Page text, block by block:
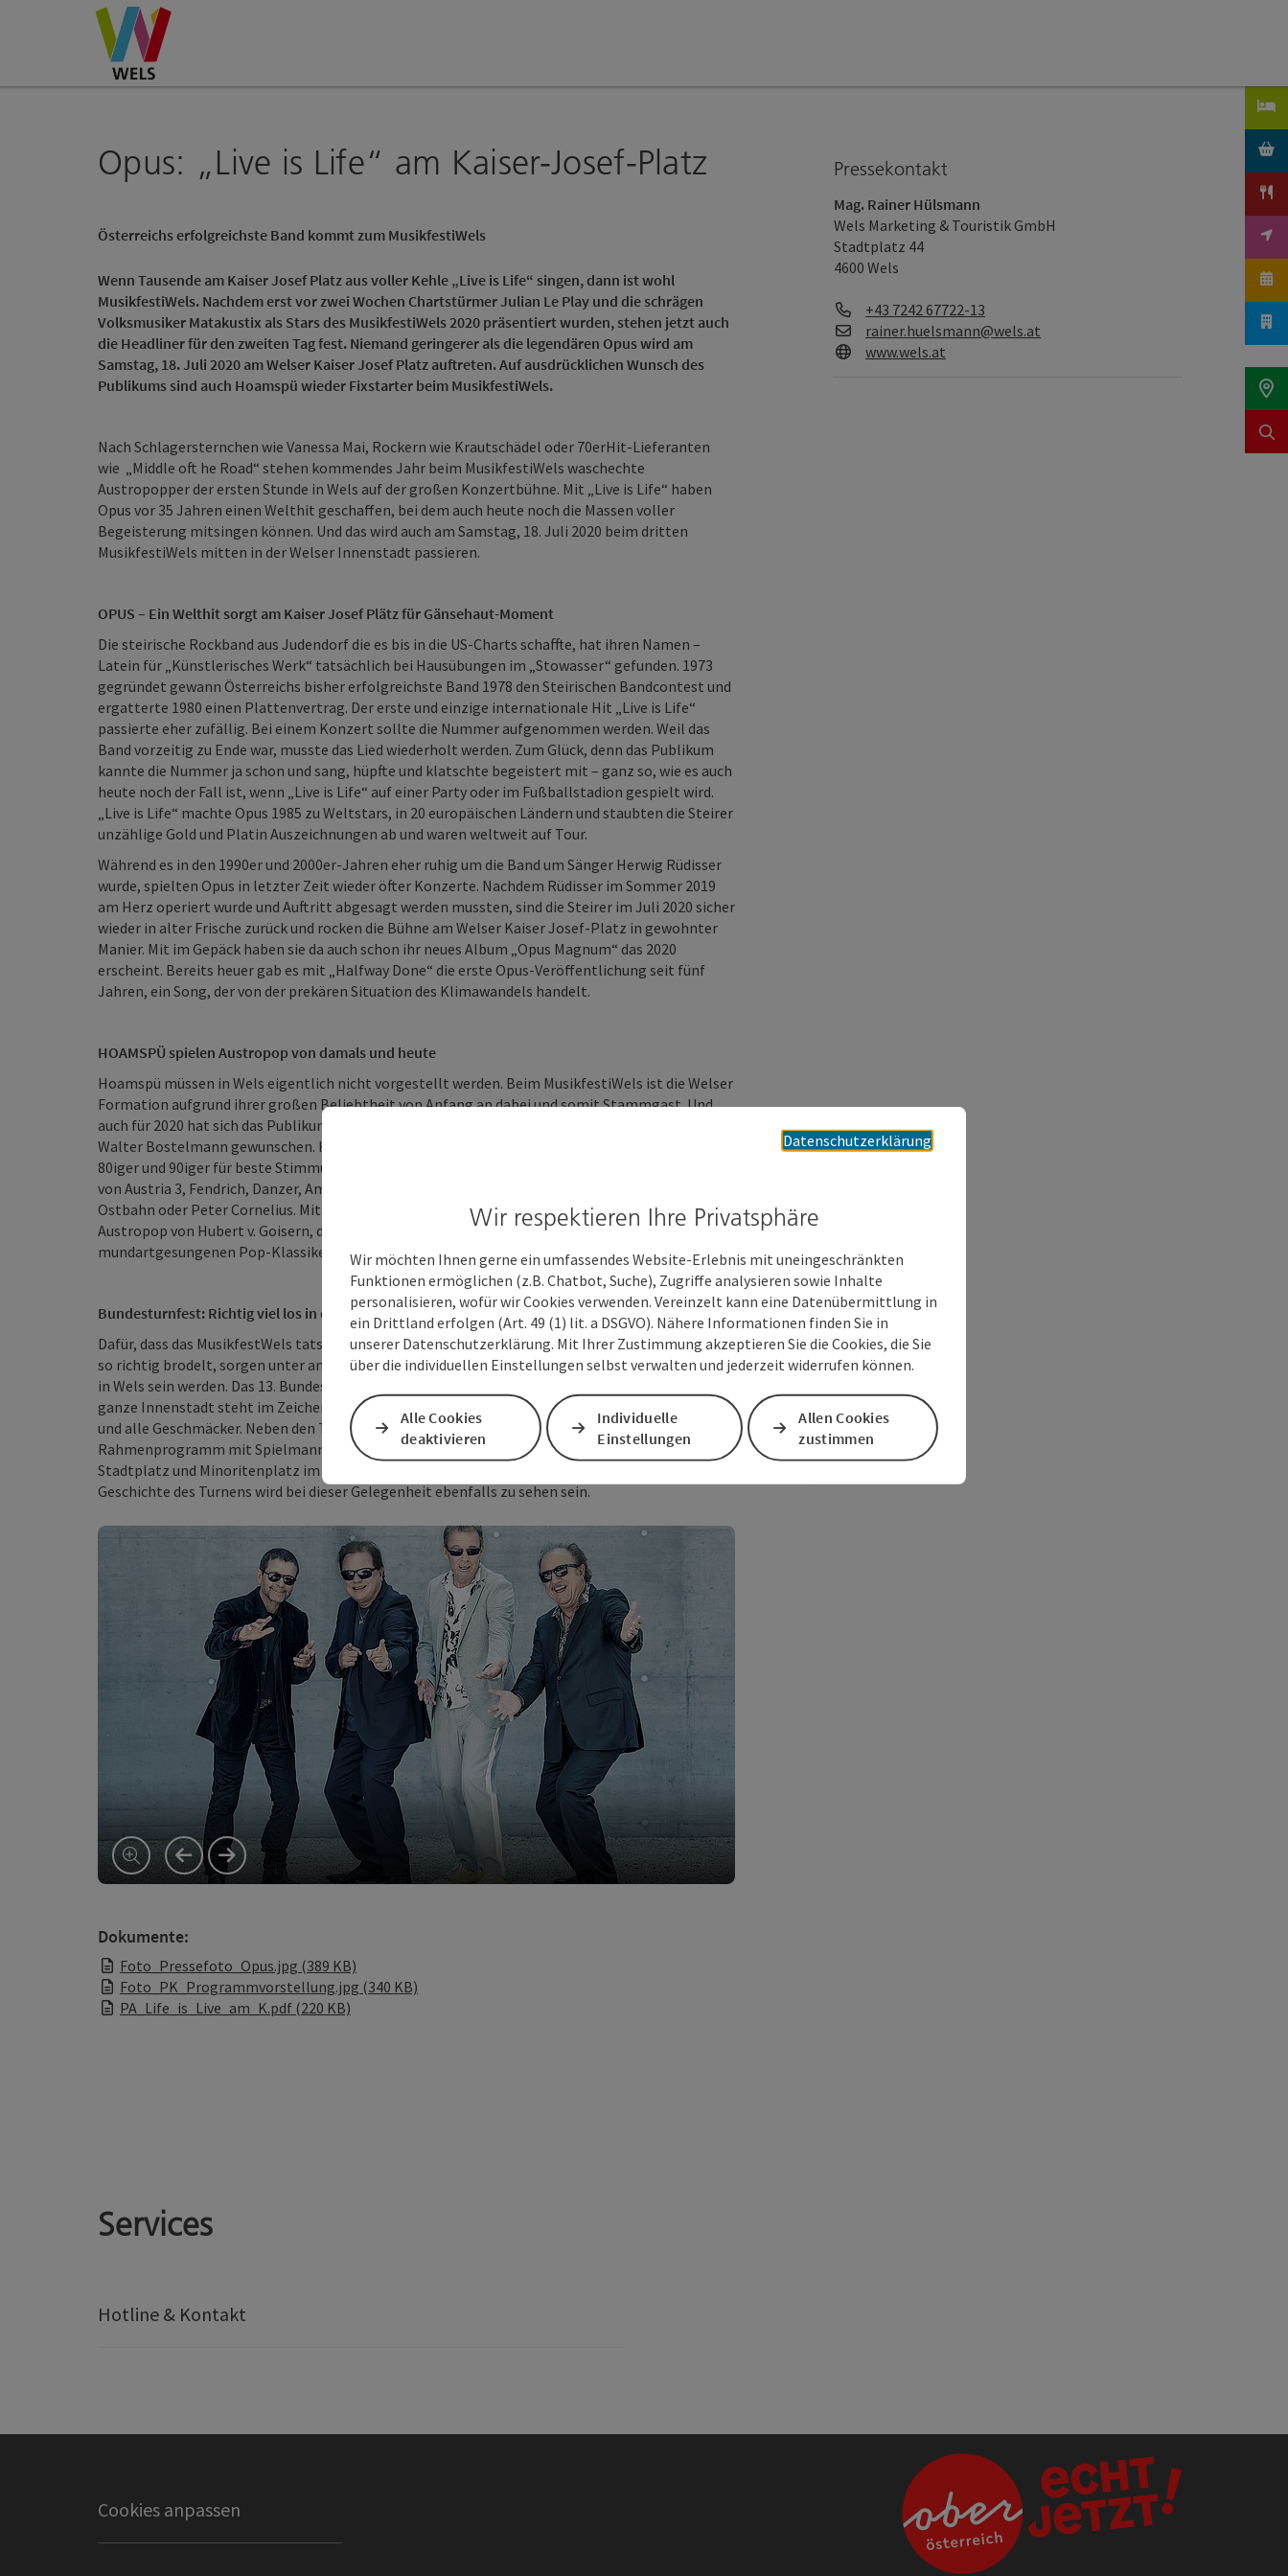
Zum Inhalt Accesskey
[0]
Zur NavigationAccesskey
[1]
Zum Seitenanfang Accesskey
[2]
Opus: „Live is Life“ am Kaiser-Josef-Platz
Österreichs erfolgreichste Band kommt zum MusikfestiWels
Wenn Tausende am Kaiser Josef Platz aus voller Kehle „Live is Life“ singen, dann ist wohl
MusikfestiWels. Nachdem erst vor zwei Wochen Chartstürmer Julian Le Play und die schrägen
Volksmusiker Matakustix als Stars des MusikfestiWels 2020 präsentiert wurden, stehen jetzt auch
die Headliner für den zweiten Tag fest. Niemand geringerer als die legendären Opus wird am
Samstag, 18. Juli 2020 am Welser Kaiser Josef Platz auftreten. Auf ausdrücklichen Wunsch des
Publikums sind auch Hoamspü wieder Fixstarter beim MusikfestiWels.
Nach Schlagersternchen wie Vanessa Mai, Rockern wie Krautschädel oder 70erHit-Lieferanten
wie „Middle oft he Road“ stehen kommendes Jahr beim MusikfestiWels waschechte
Austropopper der ersten Stunde in Wels auf der großen Konzertbühne. Mit „Live is Life“ haben
Opus vor 35 Jahren einen Welthit geschaffen, bei dem auch heute noch die Massen voller
Begeisterung mitsingen können. Und das wird auch am Samstag, 18. Juli 2020 beim dritten
MusikfestiWels mitten in der Welser Innenstadt passieren.
OPUS – Ein Welthit sorgt am Kaiser Josef Plätz für Gänsehaut-Moment
Die steirische Rockband aus Judendorf die es bis in die US-Charts schaffte, hat ihren Namen –
Latein für „Künstlerisches Werk“ tatsächlich bei Hausübungen im „Stowasser“ gefunden. 1973
gegründet gewann Österreichs bisher erfolgreichste Band 1978 den Steirischen Bandcontest und
ergatterte 1980 einen Plattenvertrag. Der erste und einzige internationale Hit „Live is Life“
passierte eher zufällig. Bei einem Konzert sollte die Nummer aufgenommen werden. Weil das
Band vorzeitig zu Ende war, musste das Lied wiederholt werden. Zum Glück, denn das Publikum
kannte die Nummer ja schon und sang, hüpfte und klatschte begeistert mit – ganz so, wie es auch
heute noch der Fall ist, wenn „Live is Life“ auf einer Party oder im Fußballstadion gespielt wird.
„Live is Life“ machte Opus 1985 zu Weltstars, in 20 europäischen Ländern und staubten die Steirer
unzählige Gold und Platin Auszeichnungen ab und waren weltweit auf Tour.
Während es in den 1990er und 2000er-Jahren eher ruhig um die Band um Sänger Herwig Rüdisser
wurde, spielten Opus in letzter Zeit wieder öfter Konzerte. Nachdem Rüdisser im Sommer 2019
am Herz operiert wurde und Auftritt abgesagt werden mussten, sind die Steirer im Juli 2020 sicher
wieder in alter Frische zurück und rocken die Bühne am Welser Kaiser Josef-Platz in gewohnter
Manier. Mit im Gepäck haben sie da auch schon ihr neues Album „Opus Magnum“ das 2020
erscheint. Bereits heuer gab es mit „Halfway Done“ die erste Opus-Veröffentlichung seit fünf
Jahren, ein Song, der von der prekären Situation des Klimawandels handelt.
HOAMSPÜ spielen Austropop von damals und heute
Hoamspü müssen in Wels eigentlich nicht vorgestellt werden. Beim MusikfestiWels ist die Welser
Formation aufgrund ihrer großen Beliebtheit von Anfang an dabei und somit Stammgast. Und
auch für 2020 hat sich das Publikum ausdrücklich wieder einen Auftritt der genialen Live-Partie um
Walter Bostelmann gewunschen. Hoamspü sorgen mit dem klassischen Austropop der 70iger,
80iger und 90iger für beste Stimmung. Sie begeistern mit genialen, allseits bekannten Nummern
von Austria 3, Fendrich, Danzer, Ambros, STS, Falco, Stefanie Werger, Marianne Mendt, Dr. Kurt
Ostbahn oder Peter Cornelius. Mitsingen kann man aber auch bei Klassikern des Salzkammergut-
Austropop von Hubert v. Goisern, den Seern oder Ausseer Hardbradlern sowie aktuellen
mundartgesungenen Pop-Klassikern von Interpreten wie Seiler und Speer.
Bundesturnfest: Richtig viel los in der Innenstadt
Dafür, dass das MusikfestWels tatsächlich ein riesengroßes Fest für alle wird und die Innenstadt
so richtig brodelt, sorgen unter anderem auch 5.000 Turner, die an diesem Wochenende ebenfalls
in Wels sein werden. Das 13. Bundesturnfest findet von 16. bis 19. Juli 2020 in Wels statt und die
ganze Innenstadt steht im Zeichen dieser Veranstaltung, einem Turnfest für alle Altersklassen
und alle Geschmäcker. Neben den Turner-Leistungsschauen wird auch ein buntes
Rahmenprogramm mit Spielmannszügen, Platzkonzerte, Volkstanz und großer Schlussfeier am
Stadtplatz und Minoritenplatz im Zuge des MusikfestiWels stattfinden. Eine Ausstellung über die
Geschichte des Turnens wird bei dieser Gelegenheit ebenfalls zu sehen sein.
vorheriges Element
nächstes Element
Dokumente:
Foto_Pressefoto_Opus.jpg (389 KB)
Foto_PK_Programmvorstellung.jpg (340 KB)
PA_Life_is_Live_am_K.pdf (220 KB)
Pressekontakt
Mag. Rainer Hülsmann
Wels Marketing & Touristik GmbH
Stadtplatz 44
4600 Wels
Telefon
+43 7242 67722-13
E-Mail
rainer.huelsmann@wels.at
Web
www.wels.at
Services
Hotline & Kontakt
Cookies anpassen
Datenschutzerklärung
Wir respektieren Ihre Privatsphäre
Wir möchten Ihnen gerne ein umfassendes Website-Erlebnis mit uneingeschränkten
Funktionen ermöglichen (z.B. Chatbot, Suche), Zugriffe analysieren sowie Inhalte
personalisieren, wofür wir Cookies verwenden. Vereinzelt kann eine Datenübermittlung in
ein Drittland erfolgen (Art. 49 (1) lit. a DSGVO). Nähere Informationen finden Sie in
unserer Datenschutzerklärung. Mit Ihrer Zustimmung akzeptieren Sie die Cookies, die Sie
über die individuellen Einstellungen selbst verwalten und jederzeit widerrufen können.
Alle Cookies
deaktivieren
Individuelle
Einstellungen
Allen Cookies
zustimmen